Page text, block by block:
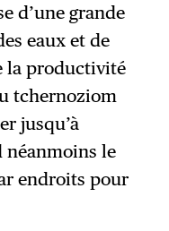
d’une grande
eaux et de
la productivité
tchernoziom
jusqu’à
néanmoins le
endroits pour